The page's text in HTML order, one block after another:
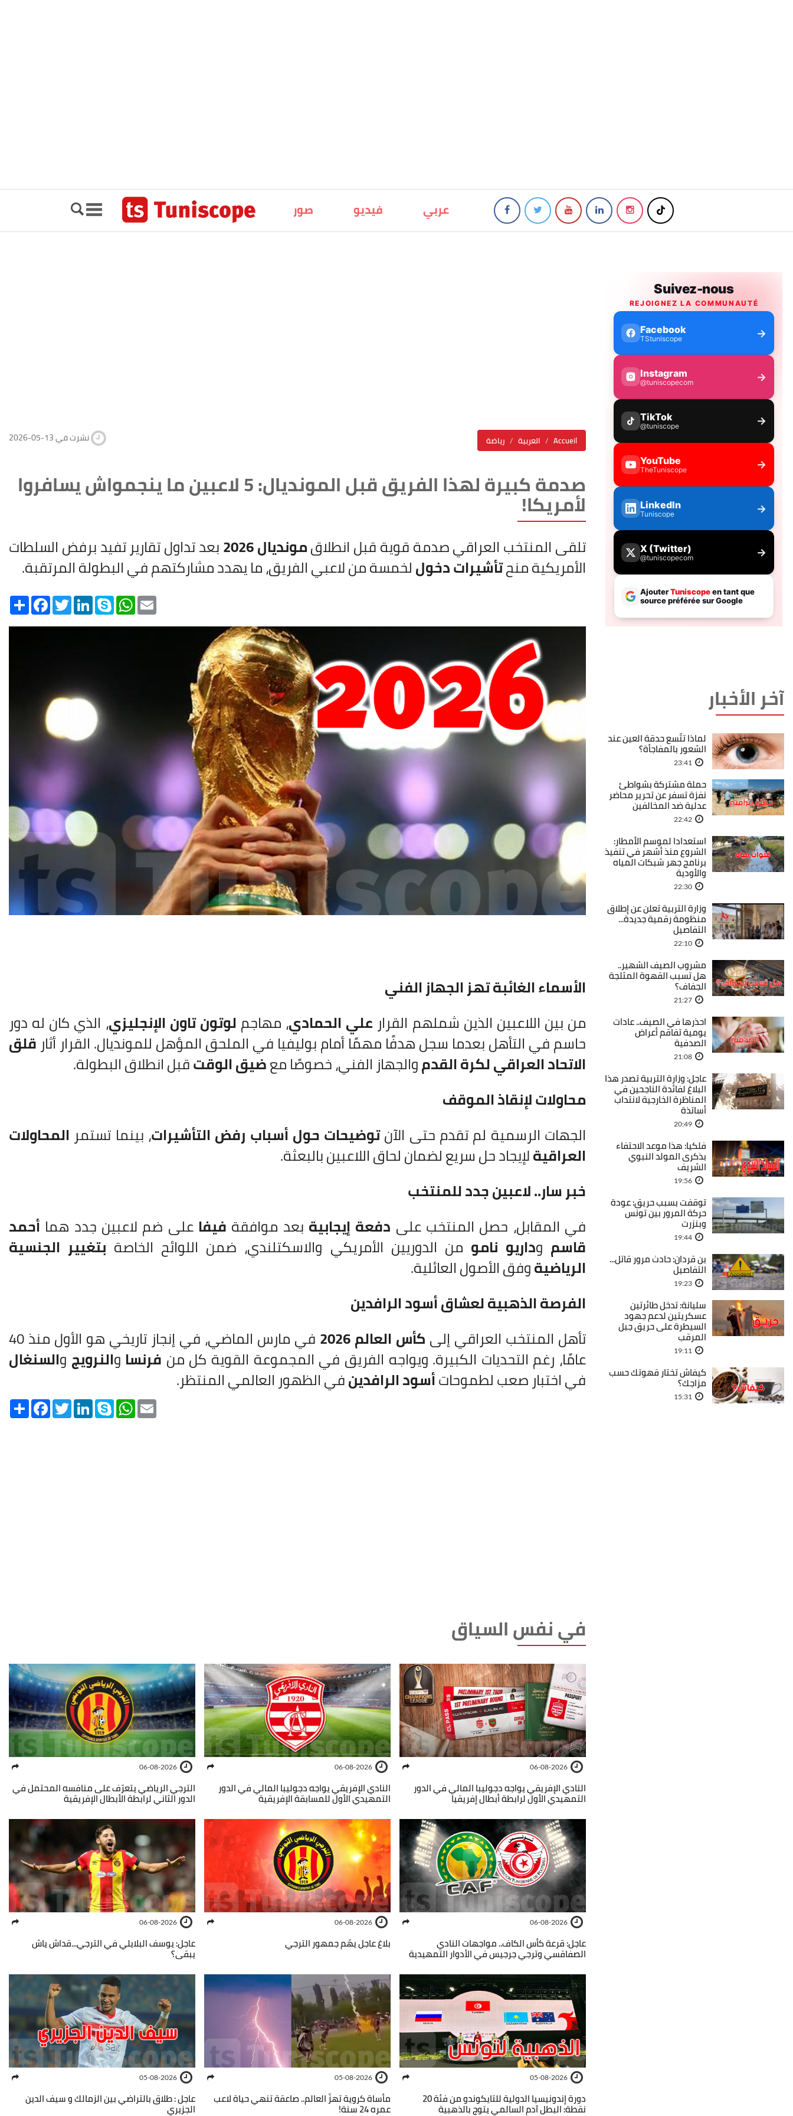
صور فيديو عربي
رياضة العربية Accueil 2026-05-13 نشرت في
صدمة كبيرة لهذا الفريق قبل المونديال: 5 لاعبين ما ينجمواش يسافروا
لأمريكا!
تلقى المنتخب العراقي صدمة قوية قبل انطلاقمونديال 2026 بعد تداول تقارير تفيد برفض السلطات
الأمريكية منحتأشيرات دخوللخمسة من لاعبي الفريق، ما يهدد مشاركتهم في البطولة المرتقبة.
Share
FacebookTwitterLinkedInSkype
WhatsAppEmail
الأسماء الغائبة تهز الجهاز الفني
من بين اللاعبين الذين شملهم القرارعلي الحمادي، مهاجم لوتون تاون الإنجليزي، الذي كان له دور
حاسم في التأهل بعدما سجل هدفًا مهمًا أمام بوليفيا في الملحق المؤهل للمونديال. القرار أثارقلق
الاتحاد العراقي لكرة القدموالجهاز الفني، خصوصًا معضيق الوقتقبل انطلاق البطولة.
محاولات لإنقاذ الموقف
الجهات الرسمية لم تقدم حتى الآنتوضيحات حول أسباب رفض التأشيرات، بينما تستمر المحاولات
العراقيةلإيجاد حل سريع لضمان لحاق اللاعبين بالبعثة.
خبر سار.. لاعبين جدد للمنتخب
في المقابل، حصل المنتخب على دفعة إيجابية بعد موافقة فيفا على ضم لاعبين جدد هما أحمد
قاسم وداريو نامو من الدوريين الأمريكي والاسكتلندي، ضمن اللوائح الخاصة بتغيير الجنسية
الرياضيةوفق الأصول العائلية.
الفرصة الذهبية لعشاق أسود الرافدين
تأهل المنتخب العراقي إلى كأس العالم 2026 في مارس الماضي، في إنجاز تاريخي هو الأول منذ 40
عامًا، رغم التحديات الكبيرة. ويواجه الفريق في المجموعة القوية كل من فرنسا والنرويج والسنغال
في اختبار صعب لطموحاتأسود الرافدينفي الظهور العالمي المنتظر.
Share FacebookTwitterLinkedInSkype WhatsApp
في نفس السياق
06-08-2026
النادي الإفريقي يواجه دجوليبا المالي في الدور
التمهيدي الأول لرابطة أبطال إفريقيا
06-08-2026
النادي الإفريقي يواجه دجوليبا المالي في الدور
التمهيدي الأول للمسابقة الإفريقية
06-08-2026
الترجي الرياضي يتعرّف على منافسه المحتمل في
الدور الثاني لرابطة الأبطال الإفريقية
06-08-2026
عاجل: قرعة كأس الكاف.. مواجهات النادي
الصفاقسي وترجي جرجيس في الأدوار التمهيدية
06-08-2026
بلاغ عاجل يهّم جمهور الترجي
06-08-2026
عاجل: يوسف البلايلي في الترجي...قداش ياش
يبقى؟
05-08-2026
دورة إندونيسيا الدولية للتايكوندو من فئة 20
نقطة: البطل آدم السالمي يتوج بالذهبية
05-08-2026
مأساة كروية تهزّ العالم.. صاعقة تنهي حياة لاعب
عمره 24 سنة!
05-08-2026
عاجل : طلاق بالتراضي بين الزمالك و سيف الدين
الجزيري
آخر الأخبار
لماذا تتّسع حدقة العين عند
الشعور بالمفاجأة؟
23:41
حملة مشتركة بشواطئ
نفزة تسفر عن تحرير محاضر
عدلية ضد المخالفين
22:42
استعدادا لموسم الأمطار:
الشروع منذ أشهر في تنفيذ
برنامج جهر شبكات المياه
والأودية
22:30
وزارة التربية تعلن عن إطلاق
منظومة رقمية جديدة...
التفاصيل
22:10
مشروب الصيف الشهير..
هل تسبب القهوة المثلجة
الجفاف؟
21:27
احذرها في الصيف.. عادات
يومية تفاقم أعراض
الصدفية
21:08
عاجل: وزارة التربية تصدر هذا
البلاغ لفائدة الناجحين في
المناظرة الخارجية لانتداب
أساتذة
20:49
فلكيا: هذا موعد الاحتفاء
بذكرى المولد النبوي
الشريف
19:56
توقفت بسبب حريق: عودة
حركة المرور بين تونس
وبنزرت
19:44
بن قردان: حادث مرور قاتل...
التفاصيل
19:23
سليانة: تدخل طائرتين
عسكريتين لدعم جهود
السيطرة على حريق جبل
المرقب
19:11
كيفاش تختار قهوتك حسب
مزاجك؟
15:31